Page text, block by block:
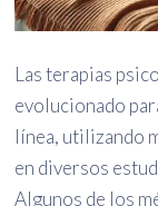
Las terapias
evolucionado
línea, utilizando
en diversos
Algunos de los